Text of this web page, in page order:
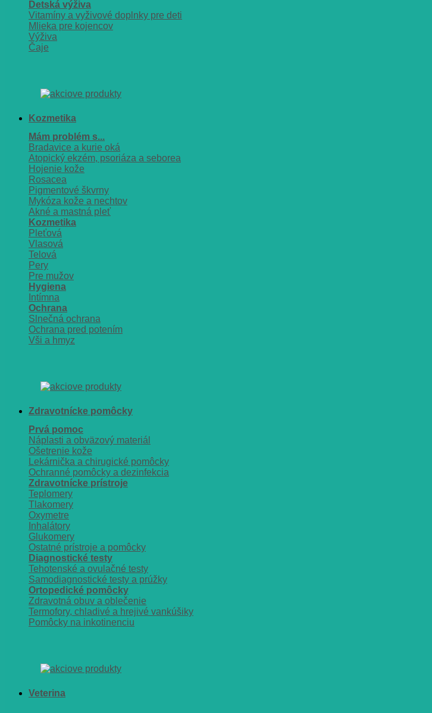
Detská výživa
Vitamíny a vyživové doplnky pre deti
Mlieka pre kojencov
Výživa
Čaje
Kozmetika
Mám problém s...
Bradavice a kurie oká
Atopický ekzém, psoriáza a seborea
Hojenie kože
Rosacea
Pigmentové škvrny
Mykóza kože a nechtov
Akné a mastná pleť
Kozmetika
Pleťová
Vlasová
Telová
Pery
Pre mužov
Hygiena
Intímna
Ochrana
Slnečná ochrana
Ochrana pred potením
Vši a hmyz
Zdravotnícke pomôcky
Prvá pomoc
Náplasti a obväzový materiál
Ošetrenie kože
Lekárnička a chirugické pomôcky
Ochranné pomôcky a dezinfekcia
Zdravotnícke prístroje
Teplomery
Tlakomery
Oxymetre
Inhalátory
Glukomery
Ostatné prístroje a pomôcky
Diagnostické testy
Tehotenské a ovulačné testy
Samodiagnostické testy a prúžky
Ortopedické pomôcky
Zdravotná obuv a oblečenie
Termofory, chladivé a hrejivé vankúšiky
Pomôcky na inkotinenciu
Veterina